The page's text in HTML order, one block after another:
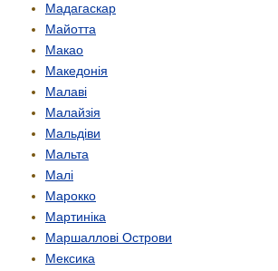
Мадагаскар
Майотта
Макао
Македонія
Малаві
Малайзія
Мальдіви
Мальта
Малі
Марокко
Мартиніка
Маршаллові Острови
Мексика